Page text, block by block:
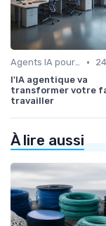
Agents IA pour les entreprises •
l'IA agentique va
transformer votre
travailler
À lire aussi